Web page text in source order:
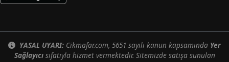
YASAL UYARI: Cikmafar.com, 5651 sayılı kanun kapsamında Yer
Sağlayıcısıfatıyla hizmet vermektedir. Sitemizde satışa sunulan